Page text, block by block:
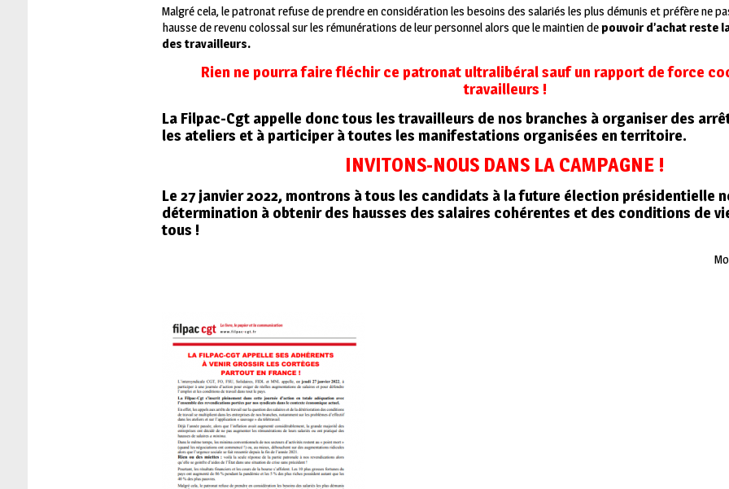
Malgré cela, le patronat refuse de prendre en considération les besoins des salariés les plus démunis et préfère ne
hausse de revenu colossal sur les rémunérations de leur personnel alors que le maintien depouvoir d’achat reste
des travailleurs.
Rien ne pourra faire fléchir ce patronat ultralibéral sauf un rapport de force
travailleurs !
La Filpac-Cgt appelle donc tous les travailleurs de nos branches à organiser des
les ateliers et à participer à toutes les manifestations organisées en territoire.
INVITONS-NOUS DANS LA CAMPAGNE !
Le 27 janvier 2022, montrons à tous les candidats à la future élection présidentielle
détermination à obtenir des hausses des salaires cohérentes et des conditions de
tous !